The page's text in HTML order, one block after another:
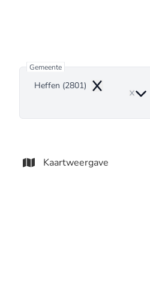
Gemeente
Heffen (2801) Remove
Kaartweergave